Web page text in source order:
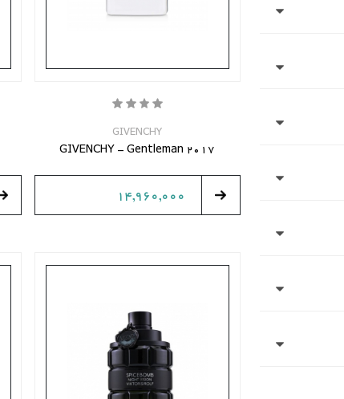
GIVENCHY
GIVENCHY - Gentleman 2017
14,960,000